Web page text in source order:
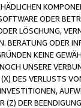
ODER
LÖSCHUNG,
ODER
KEINE
UNSERE
DES VERLUSTS
DER